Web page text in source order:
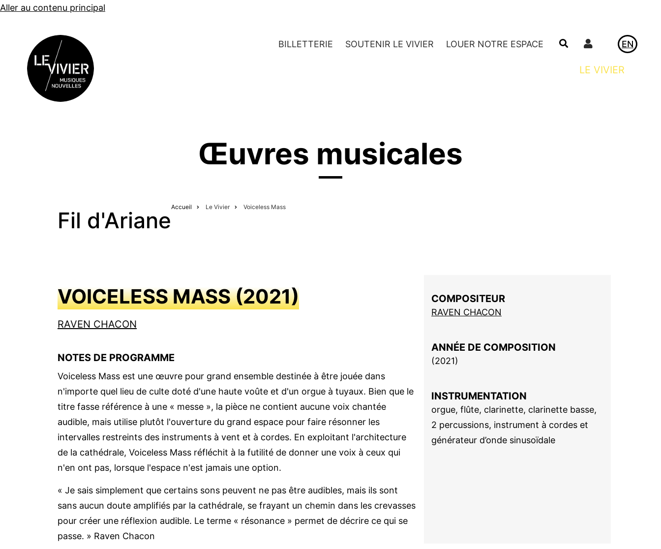
Aller au contenu principal
BILLETTERIE SOUTENIR LE VIVIER LOUER NOTRE ESPACE UtilisateurEN
LE VIVIER
Œuvres musicales
Fil d'Ariane
Accueil Le Vivier Voiceless Mass
VOICELESS MASS(2021)
RAVEN CHACON
NOTES DE PROGRAMME
Voiceless Mass est une œuvre pour grand ensemble destinée à être jouée dans
n'importe quel lieu de culte doté d'une haute voûte et d'un orgue à tuyaux. Bien que le
titre fasse référence à une « messe », la pièce ne contient aucune voix chantée
audible, mais utilise plutôt l'ouverture du grand espace pour faire résonner les
intervalles restreints des instruments à vent et à cordes. En exploitant l'architecture
de la cathédrale, Voiceless Mass réfléchit à la futilité de donner une voix à ceux qui
n'en ont pas, lorsque l'espace n'est jamais une option.
« Je sais simplement que certains sons peuvent ne pas être audibles, mais ils sont
sans aucun doute amplifiés par la cathédrale, se frayant un chemin dans les crevasses
pour créer une réflexion audible. Le terme « résonance » permet de décrire ce qui se
passe. » Raven Chacon
COMPOSITEUR
RAVEN CHACON
ANNÉE DE COMPOSITION
(2021)
INSTRUMENTATION
orgue, flûte, clarinette, clarinette basse,
2 percussions, instrument à cordes et
générateur d’onde sinusoïdale